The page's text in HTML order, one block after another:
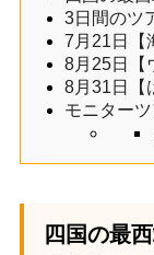
3日間のツ
7月21日【
8月25日【
8月31日【
モニター
四国の最